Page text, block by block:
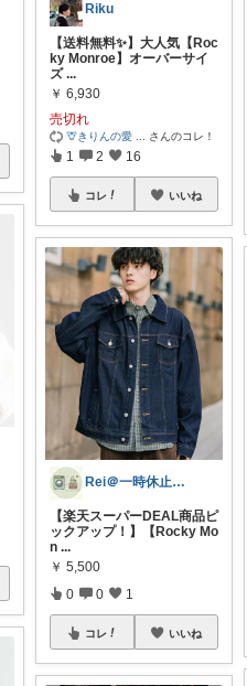
Riku
【送料無料✨】大人気【Roc
ky Monroe】オーバーサイ
ズ ...
￥ 6,930
売切れ
🦒きりんの愛 さんのコレ！
1 2 16
コレ いいね
Rei＠一時休止中 お得品紹介屋さん
【楽天スーパーDEAL商品ピ
ックアップ！】【Rocky Mo
n ...
￥ 5,500
0 0 1
コレ いいね